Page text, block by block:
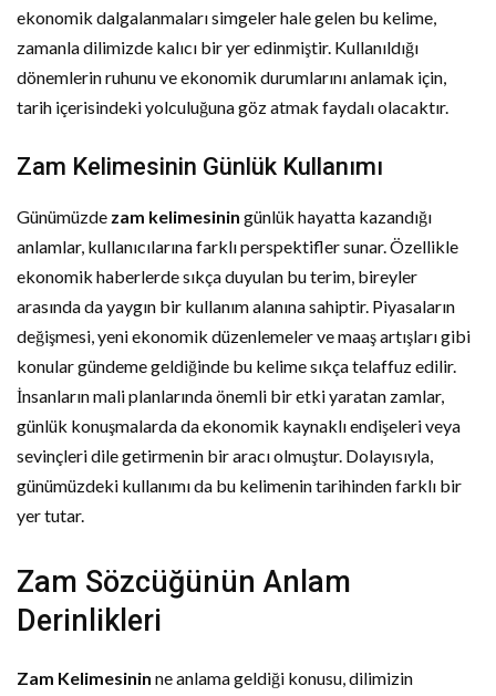
ekonomik dalgalanmaları simgeler hale gelen bu kelime,
zamanla dilimizde kalıcı bir yer edinmiştir. Kullanıldığı
dönemlerin ruhunu ve ekonomik durumlarını anlamak için,
tarih içerisindeki yolculuğuna göz atmak faydalı olacaktır.
Zam Kelimesinin Günlük Kullanımı
Günümüzde zam kelimesinin günlük hayatta kazandığı
anlamlar, kullanıcılarına farklı perspektifler sunar. Özellikle
ekonomik haberlerde sıkça duyulan bu terim, bireyler
arasında da yaygın bir kullanım alanına sahiptir. Piyasaların
değişmesi, yeni ekonomik düzenlemeler ve maaş artışları gibi
konular gündeme geldiğinde bu kelime sıkça telaffuz edilir.
İnsanların mali planlarında önemli bir etki yaratan zamlar,
günlük konuşmalarda da ekonomik kaynaklı endişeleri veya
sevinçleri dile getirmenin bir aracı olmuştur. Dolayısıyla,
günümüzdeki kullanımı da bu kelimenin tarihinden farklı bir
yer tutar.
Zam Sözcüğünün Anlam
Derinlikleri
Zam Kelimesinin ne anlama geldiği konusu, dilimizin